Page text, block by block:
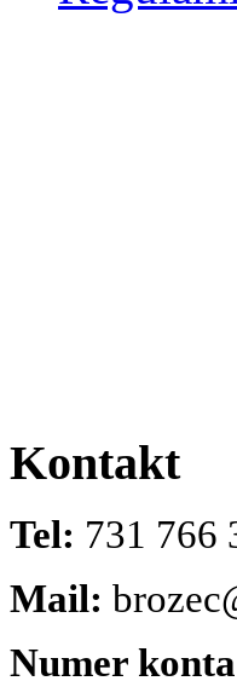
Kontakt
Tel: 731 766
Mail:
Numer